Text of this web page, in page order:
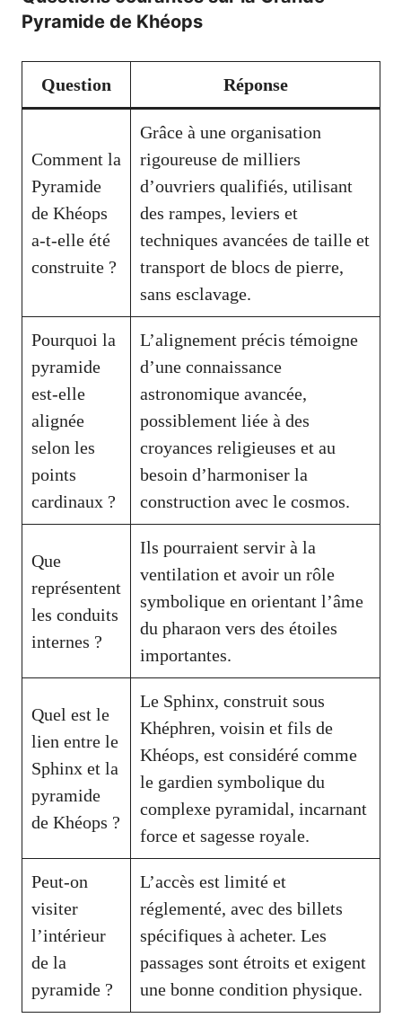
Pyramide de Khéops
Question Réponse
Comment la
Pyramide
de Khéops
a-t-elle été
construite ?
Grâce à une organisation
rigoureuse de milliers
d’ouvriers qualifiés, utilisant
des rampes, leviers et
techniques avancées de taille et
transport de blocs de pierre,
sans esclavage.
Pourquoi la
pyramide
est-elle
alignée
selon les
points
cardinaux ?
L’alignement précis témoigne
d’une connaissance
astronomique avancée,
possiblement liée à des
croyances religieuses et au
besoin d’harmoniser la
construction avec le cosmos.
Que
représentent
les conduits
internes ?
Ils pourraient servir à la
ventilation et avoir un rôle
symbolique en orientant l’âme
du pharaon vers des étoiles
importantes.
Quel est le
lien entre le
Sphinx et la
pyramide
de Khéops ?
Le Sphinx, construit sous
Khéphren, voisin et fils de
Khéops, est considéré comme
le gardien symbolique du
complexe pyramidal, incarnant
force et sagesse royale.
Peut-on
visiter
l’intérieur
de la
pyramide ?
L’accès est limité et
réglementé, avec des billets
spécifiques à acheter. Les
passages sont étroits et exigent
une bonne condition physique.